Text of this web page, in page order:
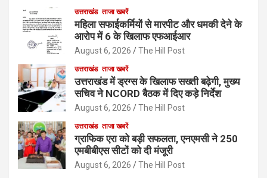
उत्तराखंड ताजा खबरें
महिला सफाईकर्मियों से मारपीट और धमकी देने के
आरोप में 6 के खिलाफ एफआईआर
August 6, 2026 The Hill Post
उत्तराखंड ताजा खबरें
उत्तराखंड में ड्रग्स के खिलाफ सख्ती बढ़ेगी, मुख्य
सचिव ने NCORD बैठक में दिए कड़े निर्देश
August 6, 2026 The Hill Post
उत्तराखंड ताजा खबरें
ग्राफिक एरा को बड़ी सफलता, एनएमसी ने 250
एमबीबीएस सीटों को दी मंजूरी
August 6, 2026 The Hill Post